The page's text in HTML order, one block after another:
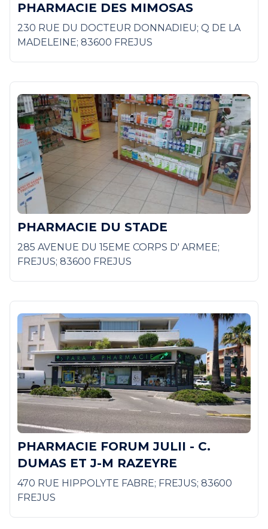
PHARMACIE DES MIMOSAS
230 RUE DU DOCTEUR DONNADIEU; Q DE LA
MADELEINE; 83600 FREJUS
PHARMACIE DU STADE
285 AVENUE DU 15EME CORPS D' ARMEE;
FREJUS; 83600 FREJUS
PHARMACIE FORUM JULII - C.
DUMAS ET J-M RAZEYRE
470 RUE HIPPOLYTE FABRE; FREJUS; 83600
FREJUS